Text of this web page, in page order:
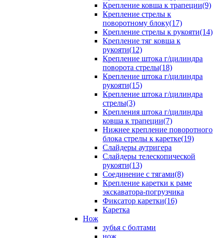
Крепление ковша к трапеции(9)
Крепление стрелы к
поворотному блоку(17)
Крепление стрелы к рукояти(14)
Крепление тяг ковша к
рукояти(12)
Крепление штока г/цилиндра
поворота стрелы(18)
Крепление штока г/цилиндра
рукояти(15)
Крепление штока г/цилиндра
стрелы(3)
Крепления штока г/цилиндра
ковша к трапеции(7)
Нижнее крепление поворотного
блока стрелы к каретке(19)
Слайдеры аутригера
Слайдеры телескопической
рукояти(13)
Соединение с тягами(8)
Крепление каретки к раме
экскаватора-погрузчика
Фиксатор каретки(16)
Каретка
Нож
зубья с болтами
нож